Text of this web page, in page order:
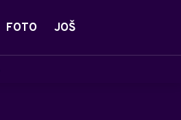
FOTO JOŠ